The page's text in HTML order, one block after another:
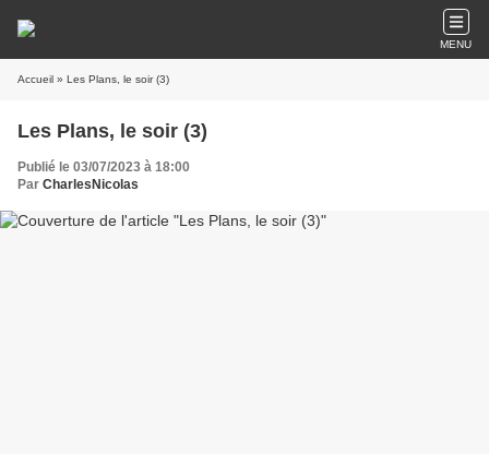
MENU
Accueil » Les Plans, le soir (3)
Les Plans, le soir (3)
Publié le 03/07/2023 à 18:00
Par CharlesNicolas